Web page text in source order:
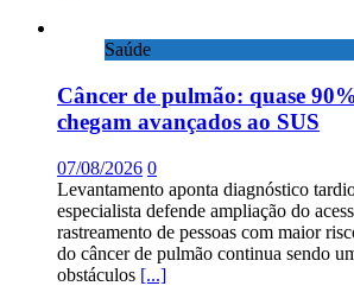
Saúde
Câncer de pulmão: quase
chegam avançados ao SUS
07/08/2026 0
Levantamento aponta diagnóstico
especialista defende ampliação do
rastreamento de pessoas com maior
do câncer de pulmão continua sendo
obstáculos [...]